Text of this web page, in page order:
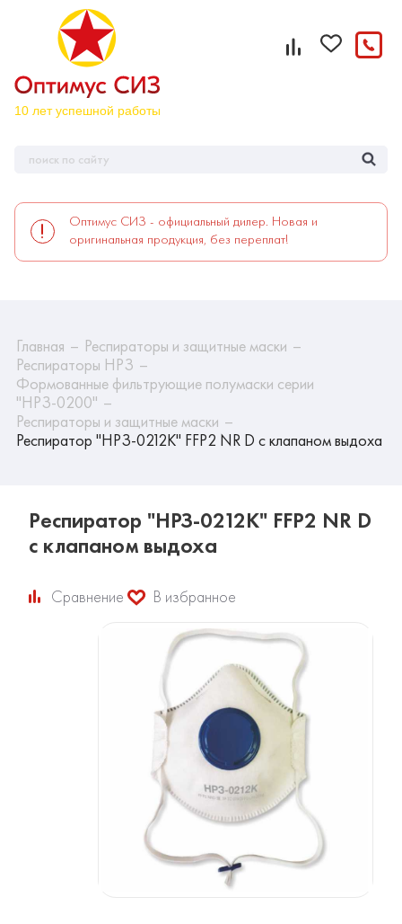
Оптимус СИЗ - официальный дилер. Новая и
оригинальная продукция, без переплат!
Главная
Респираторы и защитные маски
Респираторы НРЗ
Формованные фильтрующие полумаски серии
"НРЗ-0200"
Респираторы и защитные маски
Респиратор "НРЗ-0212К" FFP2 NR D с клапаном выдоха
Респиратор "НРЗ-0212К" FFP2 NR D
с клапаном выдоха
Сравнение В избранное